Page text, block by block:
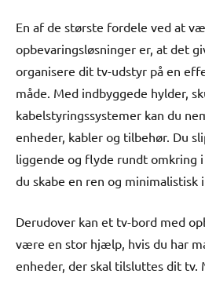
En af de største fordele ved at
opbevaringsløsninger er, at det
organisere dit tv-udstyr på en
måde. Med indbyggede hylder,
kabelstyringssystemer kan du
enheder, kabler og tilbehør. Du
liggende og flyde rundt omkring
du skabe en ren og minimalistisk
Derudover kan et tv-bord med
være en stor hjælp, hvis du har
enheder, der skal tilsluttes dit tv.